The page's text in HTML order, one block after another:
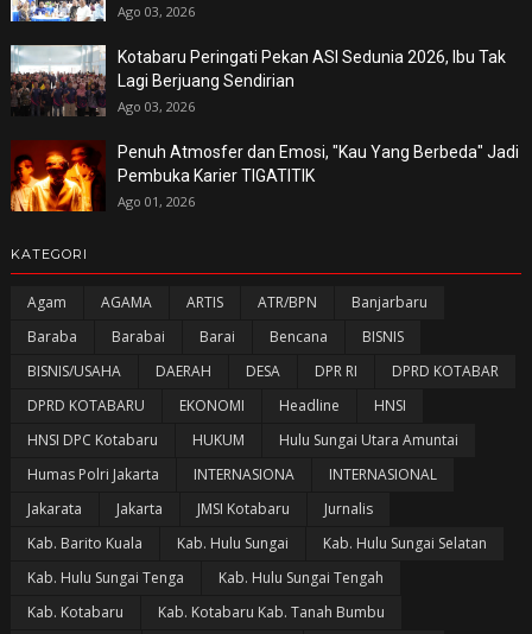
Ago 03, 2026
Kotabaru Peringati Pekan ASI Sedunia 2026, Ibu Tak
Lagi Berjuang Sendirian
Ago 03, 2026
Penuh Atmosfer dan Emosi, "Kau Yang Berbeda" Jadi
Pembuka Karier TIGATITIK
Ago 01, 2026
KATEGORI
Agam AGAMA ARTIS ATR/BPN
Banjarbaru
Baraba
Barabai Barai Bencana
BISNIS
BISNIS/USAHA
DAERAH DESA DPR RI
DPRD KOTABAR
DPRD KOTABARU
EKONOMI Headline
HNSI
HNSI DPC Kotabaru
HUKUM
Hulu Sungai Utara Amuntai
Humas Polri Jakarta
INTERNASIONA
INTERNASIONAL
Jakarata
Jakarta JMSI Kotabaru
Jurnalis
Kab. Barito Kuala
Kab. Hulu Sungai
Kab. Hulu Sungai Selatan
Kab. Hulu Sungai Tenga
Kab. Hulu Sungai Tengah
Kab. Kotabaru
Kab. Kotabaru Kab. Tanah Bumbu